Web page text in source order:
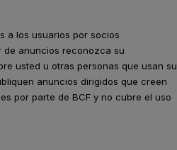
a los usuarios por socios
de anuncios reconozca su
usted u otras personas que usan su
anuncios dirigidos que creen
por parte de BCF y no cubre el uso